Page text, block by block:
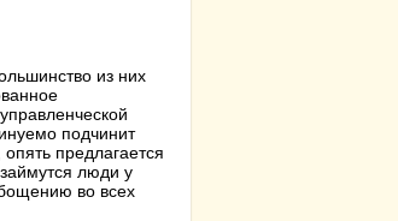
из них
подчинит
предлагается
люди у
во всех